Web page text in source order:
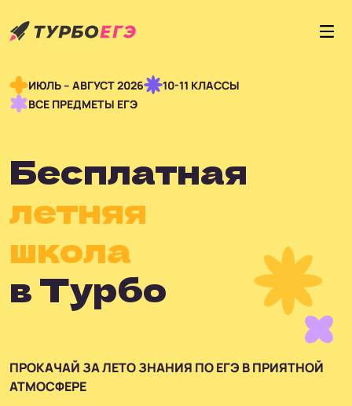
ИЮЛЬ – АВГУСТ 2026
10-11 КЛАССЫ
ВСЕ ПРЕДМЕТЫ ЕГЭ
Бесплатная
летняя
школа
в Турбо
ПРОКАЧАЙ ЗА ЛЕТО ЗНАНИЯ ПО ЕГЭ В ПРИЯТНОЙ
АТМОСФЕРЕ